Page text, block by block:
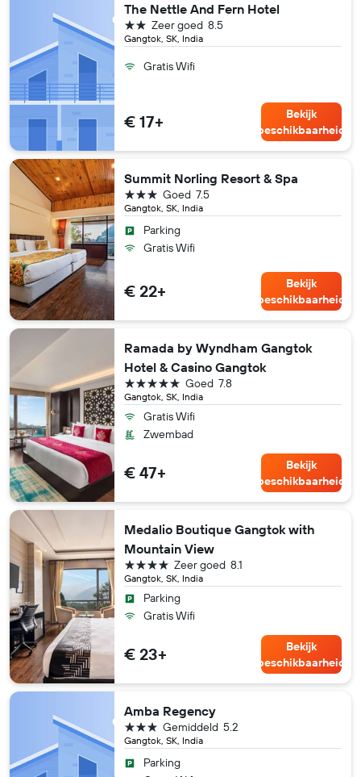
The Nettle And Fern Hotel
Gangtok, SK, India
8.5
Zeer goed
2 sterren
Gratis Wifi
€ 17+
Bekijk
beschikbaarheid
Summit Norling Resort & Spa
Gangtok, SK, India
7.5
Goed
3 sterren
Parking
Gratis Wifi
€ 22+
Bekijk
beschikbaarheid
Ramada by Wyndham Gangtok
Hotel & Casino Gangtok
Gangtok, SK, India
7.8
Goed
5 sterren
Gratis Wifi
Zwembad
€ 47+
Bekijk
beschikbaarheid
Medalio Boutique Gangtok with
Mountain View
Gangtok, SK, India
8.1
Zeer goed
4 sterren
Parking
Gratis Wifi
€ 23+
Bekijk
beschikbaarheid
Amba Regency
Gangtok, SK, India
5.2
Gemiddeld
3 sterren
Parking